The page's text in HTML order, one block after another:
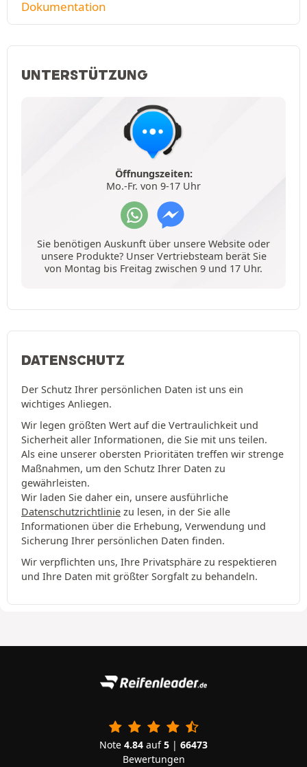
Dokumentation
UNTERSTÜTZUNG
Öffnungszeiten:
Mo.-Fr. von 9-17 Uhr
Sie benötigen Auskunft über unsere Website oder
unsere Produkte? Unser Vertriebsteam berät Sie
von Montag bis Freitag zwischen 9 und 17 Uhr.
DATENSCHUTZ
Der Schutz Ihrer persönlichen Daten ist uns ein
wichtiges Anliegen.
Wir legen größten Wert auf die Vertraulichkeit und
Sicherheit aller Informationen, die Sie mit uns teilen.
Als eine unserer obersten Prioritäten treffen wir strenge
Maßnahmen, um den Schutz Ihrer Daten zu
gewährleisten.
Wir laden Sie daher ein, unsere ausführliche
Datenschutzrichtlinie zu lesen, in der Sie alle
Informationen über die Erhebung, Verwendung und
Sicherung Ihrer persönlichen Daten finden.
Wir verpflichten uns, Ihre Privatsphäre zu respektieren
und Ihre Daten mit größter Sorgfalt zu behandeln.
Note 4.84 auf5 | 66473
Bewertungen